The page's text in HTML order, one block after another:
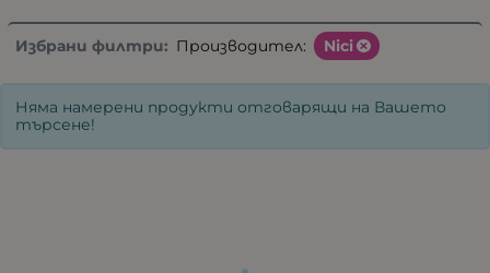
Избрани филтри: Производител: Nici
Няма намерени продукти отговарящи на Вашето
търсене!